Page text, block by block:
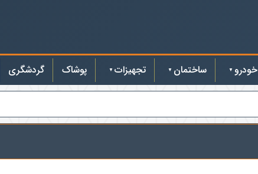
خودرو ساختمان تجهیزات پوشاک گردشگری